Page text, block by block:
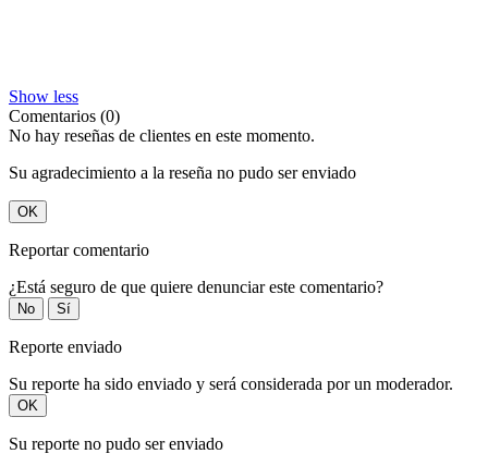
Show less
Comentarios (0)
No hay reseñas de clientes en este momento.
Su agradecimiento a la reseña no pudo ser enviado
OK
Reportar comentario
¿Está seguro de que quiere denunciar este comentario?
No Sí
Reporte enviado
Su reporte ha sido enviado y será considerada por un moderador.
OK
Su reporte no pudo ser enviado